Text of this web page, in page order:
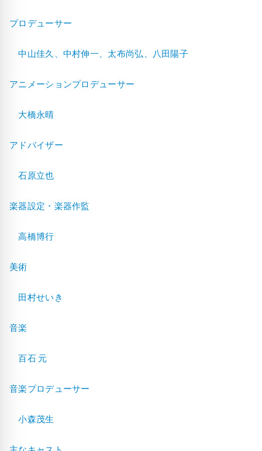
プロデューサー
中山佳久、中村伸一、太布尚弘、八田陽子
アニメーションプロデューサー
大橋永晴
アドバイザー
石原立也
楽器設定・楽器作監
高橋博行
美術
田村せいき
音楽
百石 元
音楽プロデューサー
小森茂生
主なキャスト